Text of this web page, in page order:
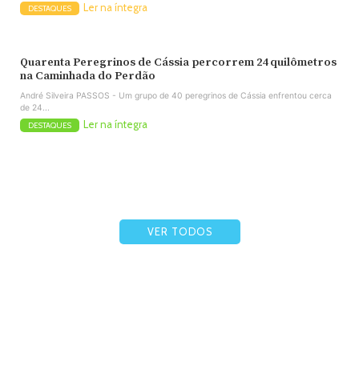
DESTAQUES Ler na íntegra
Quarenta Peregrinos de Cássia percorrem 24 quilômetros
na Caminhada do Perdão
André Silveira PASSOS - Um grupo de 40 peregrinos de Cássia enfrentou cerca
de 24...
DESTAQUES Ler na íntegra
VER TODOS